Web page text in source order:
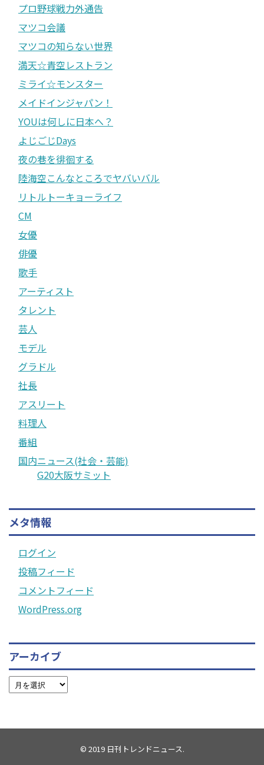
プロ野球戦力外通告
マツコ会議
マツコの知らない世界
満天☆青空レストラン
ミライ☆モンスター
メイドインジャパン！
YOUは何しに日本へ？
よじごじDays
夜の巷を徘徊する
陸海空こんなところでヤバいバル
リトルトーキョーライフ
CM
女優
俳優
歌手
アーティスト
タレント
芸人
モデル
グラドル
社長
アスリート
料理人
番組
国内ニュース(社会・芸能)
G20大阪サミット
メタ情報
ログイン
投稿フィード
コメントフィード
WordPress.org
アーカイブ
© 2019 日刊トレンドニュース.